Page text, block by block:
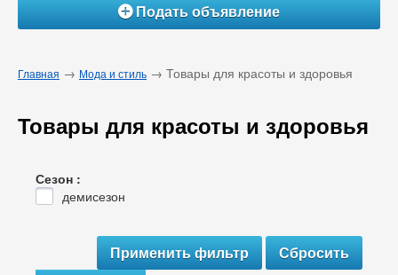
ÁПодать объявление
Главная → Мода и стиль → Товары для красоты и здоровья
Товары для красоты и здоровья
Сезон :
демисезон